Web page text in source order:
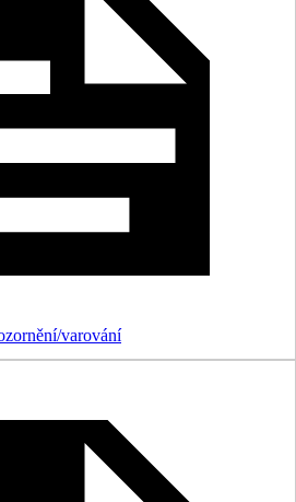
varování